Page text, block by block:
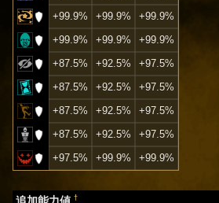
+99.9%
+99.9%
+99.9%
+99.9%
+99.9%
+99.9%
+87.5%
+92.5%
+97.5%
+87.5%
+92.5%
+97.5%
+87.5%
+92.5%
+97.5%
+87.5%
+92.5%
+97.5%
+97.5%
+99.9% +99.9%
†